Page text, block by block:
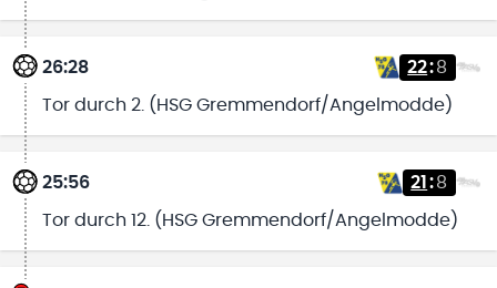
26:28 22:8
Tor durch 2. (HSG Gremmendorf/Angelmodde)
25:56 21 :8
Tor durch 12. (HSG Gremmendorf/Angelmodde)